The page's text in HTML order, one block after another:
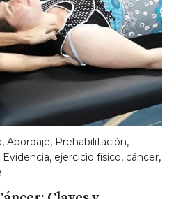
, Abordaje, Prehabilitación,
Evidencia, ejercicio físico, cáncer,